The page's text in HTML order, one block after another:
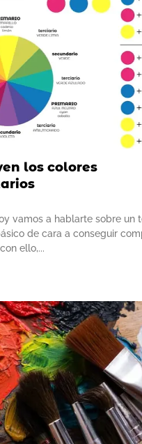
los colores
vamos a hablarte sobre un
de cara a conseguir
ello,